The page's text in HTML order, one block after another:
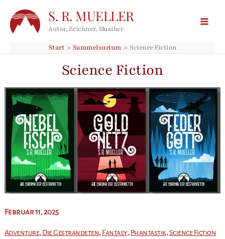
Inhalt
springen
S. R. MUELLER
Autor, Zeichner, Musiker
Start Sammelsurium Science Fiction
Science Fiction
Februar 11, 2025
Adventure,Die Gestrandeten,Fantasy,Phantastik,Science Fiction